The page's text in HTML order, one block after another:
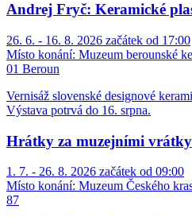
Andrej Fryč: Keramické
26. 6. - 16. 8. 2026 začátek od 17:00
Místo konání: Muzeum berounské
01 Beroun
Vernisáž slovenské designové
Výstava potrvá do 16. srpna.
Hrátky za muzejními vrátky
1. 7. - 26. 8. 2026 začátek od 09:00
Místo konání: Muzeum Českého
87